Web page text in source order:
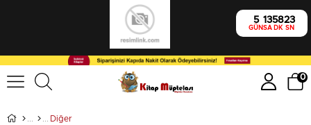
5
GÜN
13
SA
58
DK
21
SN
0
Diğer